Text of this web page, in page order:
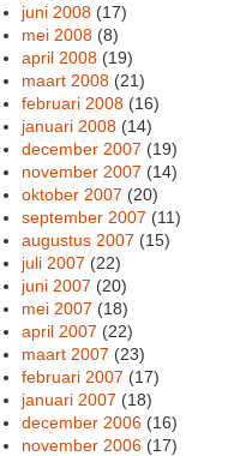
juni 2008 (17)
mei 2008 (8)
april 2008 (19)
maart 2008 (21)
februari 2008 (16)
januari 2008 (14)
december 2007 (19)
november 2007 (14)
oktober 2007 (20)
september 2007 (11)
augustus 2007 (15)
juli 2007 (22)
juni 2007 (20)
mei 2007 (18)
april 2007 (22)
maart 2007 (23)
februari 2007 (17)
januari 2007 (18)
december 2006 (16)
november 2006 (17)